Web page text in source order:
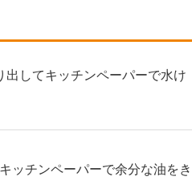
してキッチンペーパーで水け
ッチンペーパーで余分な油をき